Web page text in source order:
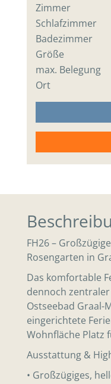
Zimmer
Schlafzimmer
Badezimmer
Größe
max. Belegung
Ort
FH26 –
Rosengarten in
Das komfortable
dennoch
Ostseebad Graal-
eingerichtete
Wohnfläche Platz
Ausstattung &
• Großzügiges,